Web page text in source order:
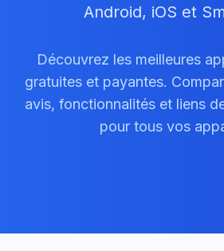
Android, iOS et
Découvrez les meilleures
gratuites et payantes.
avis, fonctionnalités et liens
pour tous vos